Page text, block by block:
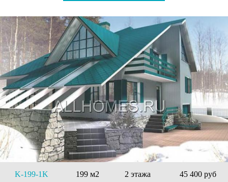
K-199-1K 199 м2 2 этажа 45 400 руб